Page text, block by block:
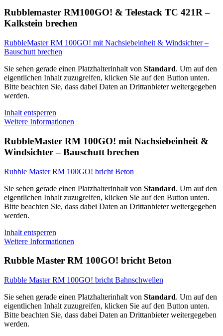
Rubblemaster RM100GO! & Telestack TC 421R –
Kalkstein brechen
RubbleMaster RM 100GO! mit Nachsiebeinheit & Windsichter –
Bauschutt brechen
Sie sehen gerade einen Platzhalterinhalt von Standard. Um auf den
eigentlichen Inhalt zuzugreifen, klicken Sie auf den Button unten.
Bitte beachten Sie, dass dabei Daten an Drittanbieter weitergegeben
werden.
Inhalt entsperren
Weitere Informationen
RubbleMaster RM 100GO! mit Nachsiebeinheit &
Windsichter – Bauschutt brechen
Rubble Master RM 100GO! bricht Beton
Sie sehen gerade einen Platzhalterinhalt von Standard. Um auf den
eigentlichen Inhalt zuzugreifen, klicken Sie auf den Button unten.
Bitte beachten Sie, dass dabei Daten an Drittanbieter weitergegeben
werden.
Inhalt entsperren
Weitere Informationen
Rubble Master RM 100GO! bricht Beton
Rubble Master RM 100GO! bricht Bahnschwellen
Sie sehen gerade einen Platzhalterinhalt von Standard. Um auf den
eigentlichen Inhalt zuzugreifen, klicken Sie auf den Button unten.
Bitte beachten Sie, dass dabei Daten an Drittanbieter weitergegeben
werden.